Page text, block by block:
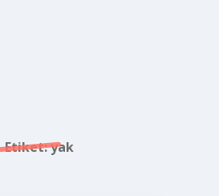
Etiket:yak